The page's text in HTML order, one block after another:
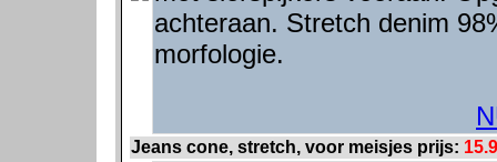
achteraan. Stretch denim
morfologie.
Jeans cone, stretch, voor meisjes prijs: